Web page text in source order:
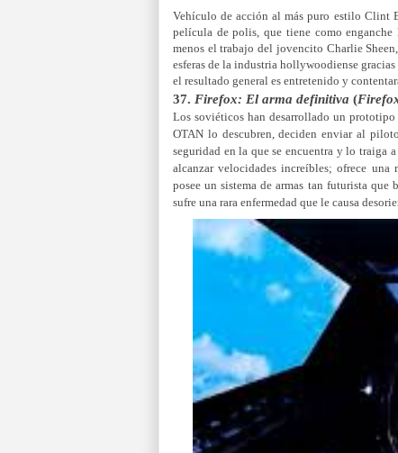
Vehículo de acción al más puro estilo Clint
película de polis, que tiene como
menos el trabajo del jovencito Charlie
esferas de la industria hollywoodiense
el resultado general es entretenido y
37. Firefox: El arma definitiva (
Los soviéticos han desarrollado un
OTAN lo descubren, deciden enviar al
seguridad en la que se encuentra y lo traiga
alcanzar velocidades increíbles; ofrece
posee un sistema de armas tan futurista
sufre una rara enfermedad que le causa